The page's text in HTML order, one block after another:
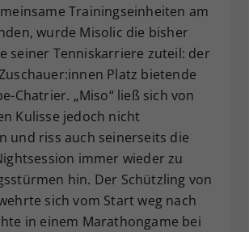
Trainingseinheiten am
wurde Misolic die bisher
seiner Tenniskarriere zuteil: der
Platz bietende
Chatrier. „Miso“ ließ sich von
Kulisse jedoch nicht
und riss auch seinerseits die
immer wieder zu
hin. Der Schützling von
sich vom Start weg nach
in einem Marathongame bei